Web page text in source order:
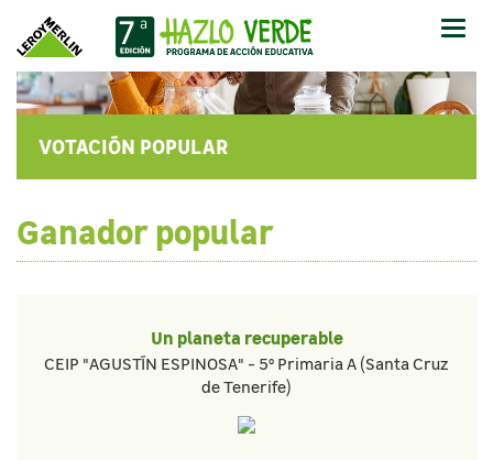
Abrir
VOTACIÓN POPULAR
Ganador popular
Un planeta recuperable
CEIP "AGUSTÍN ESPINOSA" - 5º Primaria A (Santa Cruz
de Tenerife)